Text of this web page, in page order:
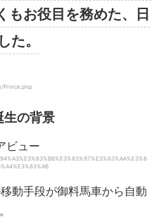
お役目を務めた、日
た。
Prince.php
生の背景
動手段が御料馬車から自動